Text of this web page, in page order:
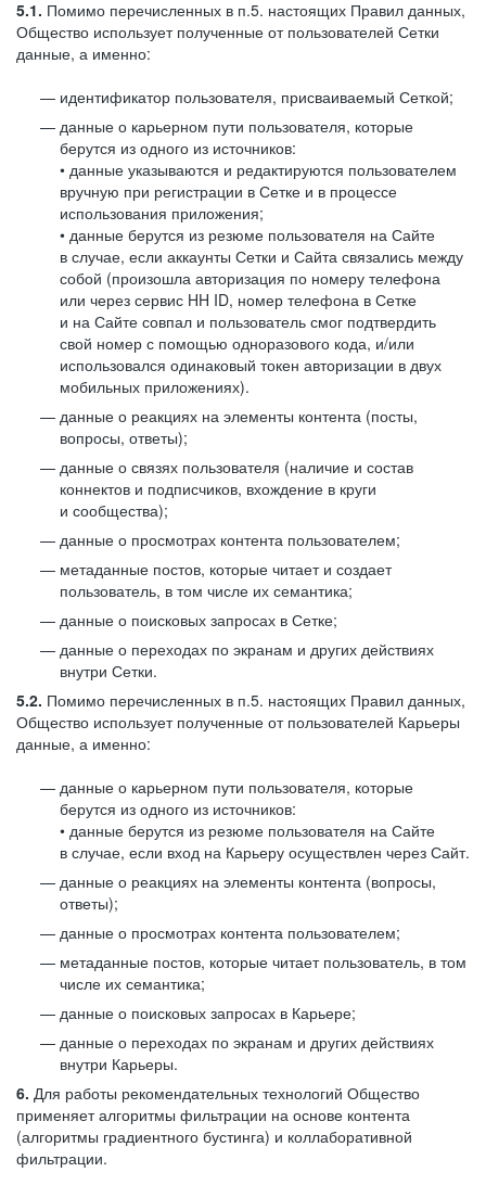
5.1. Помимо перечисленных в п.5. настоящих Правил данных,
Общество использует полученные от пользователей Сетки
данные, а именно:
идентификатор пользователя, присваиваемый Сеткой;
данные о карьерном пути пользователя, которые
берутся из одного из источников:
• данные указываются и редактируются пользователем
вручную при регистрации в Сетке и в процессе
использования приложения;
• данные берутся из резюме пользователя на Сайте
в случае, если аккаунты Сетки и Сайта связались между
собой (произошла авторизация по номеру телефона
или через сервис HH ID, номер телефона в Сетке
и на Сайте совпал и пользователь смог подтвердить
свой номер с помощью одноразового кода, и/или
использовался одинаковый токен авторизации в двух
мобильных приложениях).
данные о реакциях на элементы контента (посты,
вопросы, ответы);
данные о связях пользователя (наличие и состав
коннектов и подписчиков, вхождение в круги
и сообщества);
данные о просмотрах контента пользователем;
метаданные постов, которые читает и создает
пользователь, в том числе их семантика;
данные о поисковых запросах в Сетке;
данные о переходах по экранам и других действиях
внутри Сетки.
5.2. Помимо перечисленных в п.5. настоящих Правил данных,
Общество использует полученные от пользователей Карьеры
данные, а именно:
данные о карьерном пути пользователя, которые
берутся из одного из источников:
• данные берутся из резюме пользователя на Сайте
в случае, если вход на Карьеру осуществлен через Сайт.
данные о реакциях на элементы контента (вопросы,
ответы);
данные о просмотрах контента пользователем;
метаданные постов, которые читает пользователь, в том
числе их семантика;
данные о поисковых запросах в Карьере;
данные о переходах по экранам и других действиях
внутри Карьеры.
6. Для работы рекомендательных технологий Общество
применяет алгоритмы фильтрации на основе контента
(алгоритмы градиентного бустинга) и коллаборативной
фильтрации.